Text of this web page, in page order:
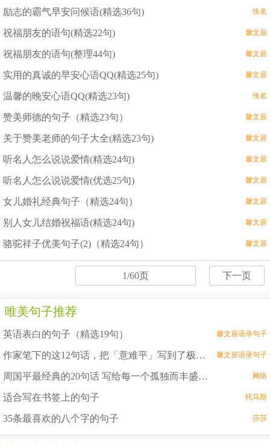
励志的霸气早安问候语(精选36句) 佚名
祝福朋友的语句(精选22句) 馨文居
祝福朋友的语句(整理44句) 馨文居
实用的真诚的早安心语QQ(精选25句) 馨文居
温馨的晚安心语QQ(精选23句) 佚名
赞美师德的句子（精选23句） 馨文居
关于赞美老师的句子大全(精选23句) 馨文居
听名人怎么说说爱情(精选24句) 馨文居
听名人怎么说说爱情(优选25句) 馨文居
女儿婚礼经典句子（精选24句） 馨文居
别人女儿结婚祝福语(精选24句) 馨文居
骆驼祥子优美句子(2)（精选24句） 馨文居
下一页
1/60页
唯美句子推荐
英语表白的句子（精选19句） 馨文居语录句子
作家笔下的这12句话，把「意难平」写到了极致！ 馨文居语录句子
周国平最经典的20句话 写给每一个孤独而丰盛的灵魂 网络
适合写在书签上的句子 托马斯
35条最喜欢的八个字的句子 莎莎